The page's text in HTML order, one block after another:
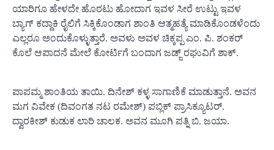
ಯಾರಿಗೂ ಹೇಳದೇ ಹೊರಟು ಹೋದಾಗ ಇವಳ ಸೀರೆ ಉಟ್ಟು ಇವಳ
ಬ್ಯಾಗ್ ಕದ್ದಾಕಿ ರೈಲಿಗೆ ಸಿಕ್ಕಿಕೊಂಡಾಗ ಶಾಂತಿ ಆತ್ಮಹತ್ಯೆ ಮಾಡಿಕೊಂಡಳೆಂದು
ಎಲ್ಲರೂ ಅಂದುಕೊಳ್ಳುತ್ತಾರೆ. ಅವಳು ಅವಳ ಚಿಕ್ಕಪ್ಪ ಎಂ. ಪಿ. ಶಂಕರ್
ಕೊಲೆ ಆಪಾದನೆ ಮೇಲೆ ಕೋರ್ಟಿಗೆ ಬಂದಾಗ ಜಡ್ಜ್ ರಘುವಿಗೆ ಶಾಕ್.
ಪಾಪಮ್ಮ ಶಾಂತಿಯ ತಾಯಿ. ದಿನೇಶ್ ಕಳ್ಳ ಸಾಗಾಣಿಕೆ ಮಾಡುತ್ತಾನೆ. ಅವನ
ಮಗ ವಿವೇಕ (ದಿವಂಗತ ನಟ ರಮೇಶ್) ಪಬ್ಲಿಕ್ ಪ್ರಾಸಿಕ್ಯೂಟರ್.
ದ್ವಾರಕೀಶ್ ಕುಡುಕ ಲಾರಿ ಚಾಲಕ. ಅವನ ಮೂಗಿ ಪತ್ನಿ ಬಿ. ಜಯಾ.